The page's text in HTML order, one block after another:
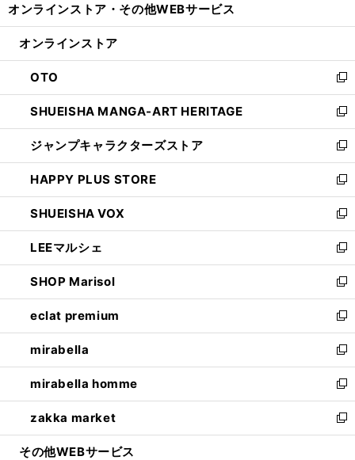
開
ン
ウ
で
開
く
ウ
ン
ド
ウ
で
開
く
オンラインストア・ その他WEBサービス
オンラインストア
OTO
新
し
い
ウ
ィ
ン
ド
ウ
で
開
く
SHUEISHA MANGA-ART HERITAGE
新
し
い
ウ
ィ
ン
ド
ウ
で
開
く
ジャンプキャラクターズストア
新
し
い
ウ
ィ
ン
ド
ウ
で
開
く
HAPPY PLUS STORE
新
し
い
ウ
ィ
ン
ド
ウ
で
開
く
SHUEISHA VOX
新
し
い
ウ
ィ
ン
ド
ウ
で
開
く
LEEマルシェ
新
し
い
ウ
ィ
ン
ド
ウ
で
開
く
SHOP Marisol
新
し
い
ウ
ィ
ン
ド
ウ
で
開
eclat premium
新
し
い
ウ
ィ
ン
ド
ウ
mirabella
新
し
い
ウ
ィ
ン
mirabella homme
新
し
い
ウ
zakka market
新
し
その他WEBサービス